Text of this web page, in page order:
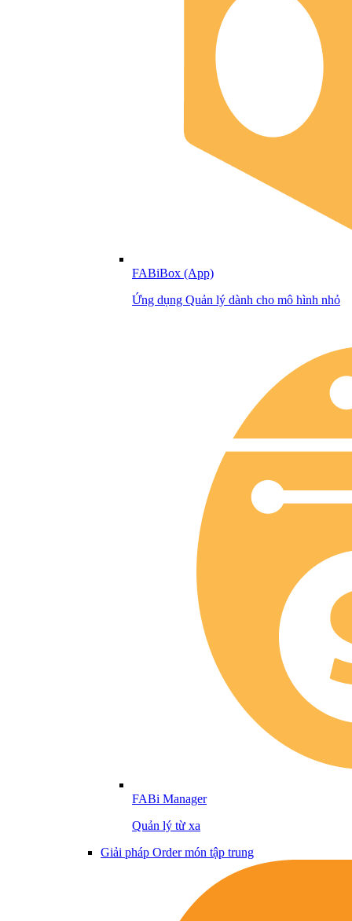
FABiBox (App)
Ứng dụng Quản lý dành cho mô hình nhỏ
FABi Manager
Quản lý từ xa
Giải pháp Order món tập trung